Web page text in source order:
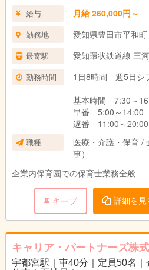
給与 月給 260,000円～
勤務地 愛知県豊田市平和町
最寄駅 愛知環状鉄道線 三
勤務時間
1日8時間 週5日シ
基本時間 7:30～
早番 5:00～14:00
遅番 11:00～20:00
夜間 16:30～
夜勤 16:30～翌
★夜間勤務
・さらに夜間特別手
★早朝勤務
・法定以上の割増
・さらに早朝特別手
職種
医療・介護・保育 /
事）
企業内保育園での保育士業務全般
キープ 詳細を見
キャリア・パートナーズ株
宇都宮駅｜車40分｜定員50名